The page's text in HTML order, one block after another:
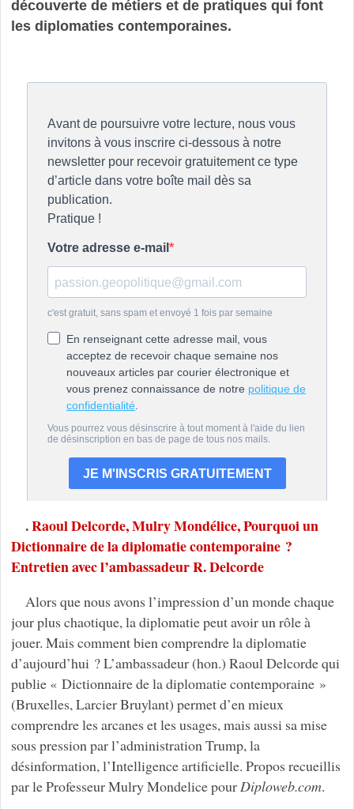
découverte de métiers et de pratiques qui font
les diplomaties contemporaines.
.Raoul Delcorde, Mulry Mondélice, Pourquoi un
Dictionnaire de la diplomatie contemporaine ?
Entretien avec l’ambassadeur R. Delcorde
Alors que nous avons l’impression d’un monde chaque
jour plus chaotique, la diplomatie peut avoir un rôle à
jouer. Mais comment bien comprendre la diplomatie
d’aujourd’hui ? L’ambassadeur (hon.) Raoul Delcorde qui
publie « Dictionnaire de la diplomatie contemporaine »
(Bruxelles, Larcier Bruylant) permet d’en mieux
comprendre les arcanes et les usages, mais aussi sa mise
sous pression par l’administration Trump, la
désinformation, l’Intelligence artificielle. Propos recueillis
par le Professeur Mulry Mondelice pour Diploweb.com.